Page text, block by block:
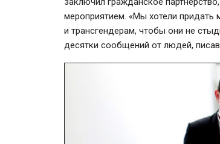
мероприятием. «Мы хотели придать
и трансгендерам, чтобы они не
десятки сообщений от людей,